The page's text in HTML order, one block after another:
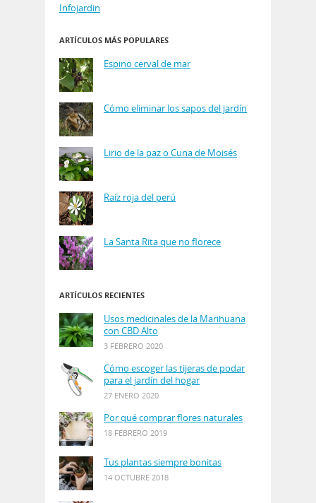
Infojardin
ARTÍCULOS MÁS POPULARES
Espino cerval de mar
Cómo eliminar los sapos del jardín
Lirio de la paz o Cuna de Moisés
Raíz roja del perú
La Santa Rita que no florece
ARTÍCULOS RECIENTES
Usos medicinales de la Marihuana
con CBD Alto
3 FEBRERO 2020
Cómo escoger las tijeras de podar
para el jardín del hogar
27 ENERO 2020
Por qué comprar flores naturales
18 FEBRERO 2019
Tus plantas siempre bonitas
14 OCTUBRE 2018